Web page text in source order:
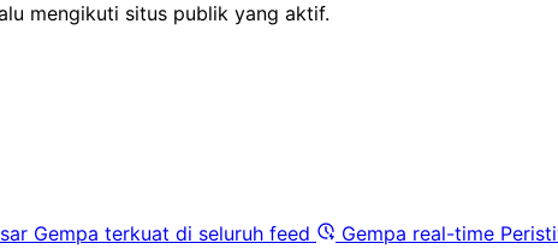
mengikuti situs publik yang aktif.
Gempa terkuat di seluruh feed Gempa real-time